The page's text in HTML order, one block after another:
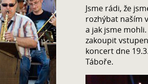
Jsme rádi, že
rozhýbat naším
a jak jsme
zakoupit
koncert dne
Táboře.